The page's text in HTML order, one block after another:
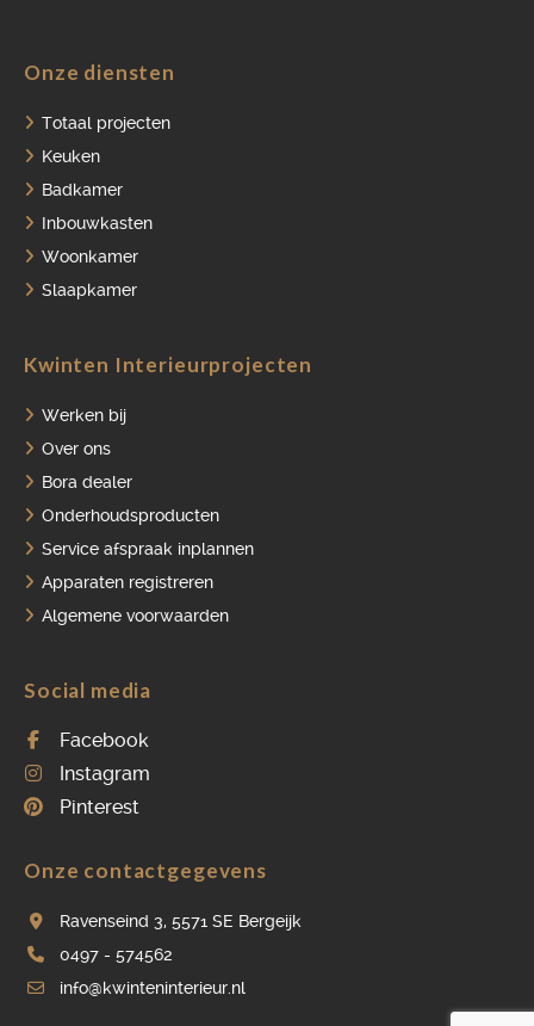
Onze diensten
Totaal projecten
Keuken
Badkamer
Inbouwkasten
Woonkamer
Slaapkamer
Kwinten Interieurprojecten
Werken bij
Over ons
Bora dealer
Onderhoudsproducten
Service afspraak inplannen
Apparaten registreren
Algemene voorwaarden
Social media
Facebook
Instagram
Pinterest
Onze contactgegevens
Ravenseind 3, 5571 SE Bergeijk
0497 - 574562
info@kwinteninterieur.nl
ONDERHOUDSPRODUCTEN